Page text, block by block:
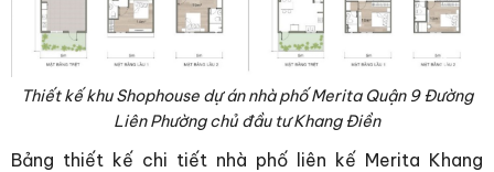
Thiết kế khu Shophouse dự án nhà phố Merita Quận 9 Đường
Liên Phường chủ đầu tư Khang Điền
Bảng thiết kế chi tiết nhà phố liên kế Merita Khang